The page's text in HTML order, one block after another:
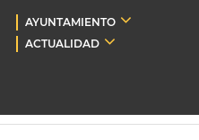
AYUNTAMIENTO
ACTUALIDAD